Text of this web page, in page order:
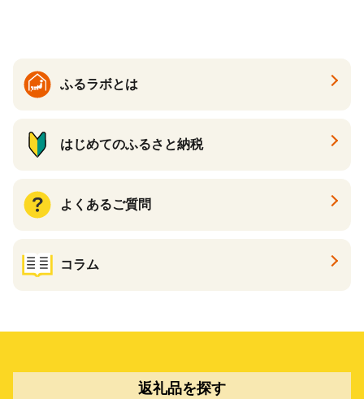
ふるラボとは
はじめてのふるさと納税
よくあるご質問
コラム
返礼品を探す